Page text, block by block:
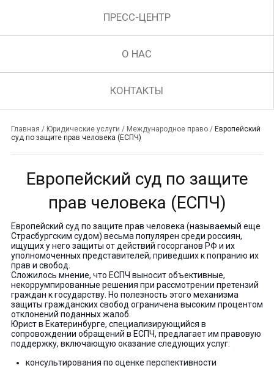
ПРЕСС-ЦЕНТР
О НАС
КОНТАКТЫ
Главная / Юридические услуги / Международное право/ Европейский
суд по защите прав человека (ЕСПЧ)
Европейский суд по защите
прав человека (ЕСПЧ)
Европейский суд по защите прав человека (называемый еще
Страсбургским судом) весьма популярен среди россиян,
ищущих у него защиты от действий госорганов РФ и их
уполномоченных представителей, приведших к попранию их
прав и свобод.
Сложилось мнение, что ЕСПЧ выносит объективные,
некоррумпированные решения при рассмотрении претензий
граждан к государству. Но полезность этого механизма
защиты гражданских свобод ограничена высоким процентом
отклонений поданных жалоб.
Юрист в Екатеринбурге, специализирующийся в
сопровождении обращений в ЕСПЧ, предлагает им правовую
поддержку, включающую оказание следующих услуг:
консультирования по оценке перспективности